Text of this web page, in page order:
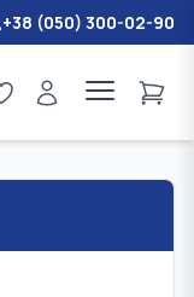
+38 (050) 300-02-90